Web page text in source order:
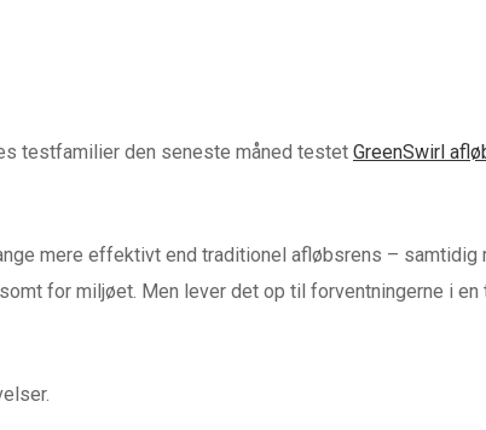
testfamilier den seneste måned testet GreenSwirl
mere effektivt end traditionel afløbsrens – samtidig
for miljøet. Men lever det op til forventningerne i en